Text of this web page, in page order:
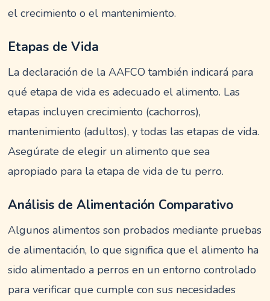
el crecimiento o el mantenimiento.
Etapas de Vida
La declaración de la AAFCO también indicará para
qué etapa de vida es adecuado el alimento. Las
etapas incluyen crecimiento (cachorros),
mantenimiento (adultos), y todas las etapas de vida.
Asegúrate de elegir un alimento que sea
apropiado para la etapa de vida de tu perro.
Análisis de Alimentación Comparativo
Algunos alimentos son probados mediante pruebas
de alimentación, lo que significa que el alimento ha
sido alimentado a perros en un entorno controlado
para verificar que cumple con sus necesidades